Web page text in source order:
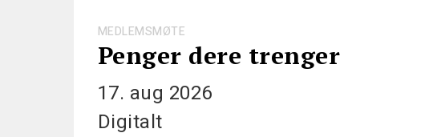
MEDLEMSMØTE
Penger dere trenger
17. aug 2026
Digitalt